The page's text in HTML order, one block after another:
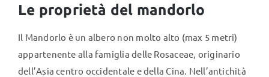
Professionisti Certificati
Le proprietà del mandorlo
Il Mandorlo è un albero non molto alto (max 5 metri)
appartenente alla famiglia delle Rosaceae, originario
dell’Asia centro occidentale e della Cina. Nell’antichità